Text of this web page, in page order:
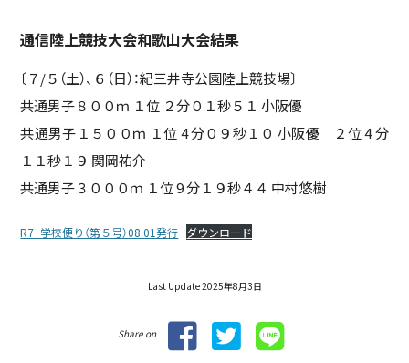
通信陸上競技大会和歌山大会結果
〔７/５（土）、６（日）：紀三井寺公園陸上競技場〕
共通男子８００ｍ １位 ２分０１秒５１ 小阪優
共通男子１５００ｍ １位 4 分０９秒１０ 小阪優 ２位 4 分
１１秒１９ 関岡祐介
共通男子３０００ｍ １位 9 分１９秒４４ 中村悠樹
R7_学校便り（第５号）08.01発行 ダウンロード
Last Update 2025年8月3日
Share on